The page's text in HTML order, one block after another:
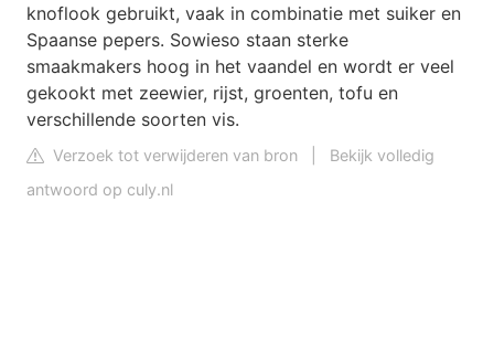
knoflook gebruikt, vaak in combinatie met suiker en
Spaanse pepers. Sowieso staan sterke
smaakmakers hoog in het vaandel en wordt er veel
gekookt met zeewier, rijst, groenten, tofu en
verschillende soorten vis.
Verzoek tot verwijderen van bron
Bekijk volledig
antwoord op culy.nl